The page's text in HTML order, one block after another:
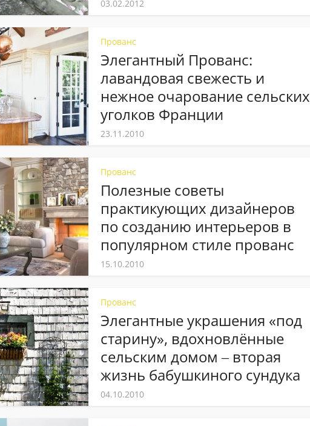
03.02.2012
Прованс
Элегантный Прованс:
лавандовая свежесть и
нежное очарование сельских
уголков Франции
23.11.2010
Прованс
Полезные советы
практикующих дизайнеров
по созданию интерьеров в
популярном стиле прованс
15.10.2010
Прованс
Элегантные украшения «под
старину», вдохновлённые
сельским домом ‒ вторая
жизнь бабушкиного сундука
04.10.2010